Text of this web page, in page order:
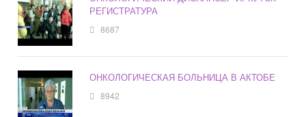
РЕГИСТРАТУРА
8687
ОНКОЛОГИЧЕСКАЯ БОЛЬНИЦА В АКТОБЕ
8942